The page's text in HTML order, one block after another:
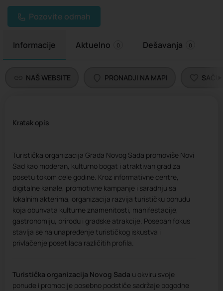
Pozovite odmah
Informacije Aktuelno 0 Dešavanja 0
NAŠ WEBSITE PRONADJI NA MAPI
Kratak opis
Turistička organizacija Grada Novog Sada promoviše Novi
Sad kao moderan, kulturno bogat i atraktivan grad za
posetu tokom cele godine. Kroz informativne centre,
digitalne kanale, promotivne kampanje i saradnju sa
lokalnim akterima, organizacija razvija turističku ponudu
koja obuhvata kulturne znamenitosti, manifestacije,
gastronomiju, prirodu i gradske atrakcije. Poseban fokus
stavlja se na unapređenje turističkog iskustva i
privlačenje posetilaca različitih profila.
Turistička organizacija Novog Sada u okviru svoje
ponude i promocije posebno podstiče sadržaje pogodne